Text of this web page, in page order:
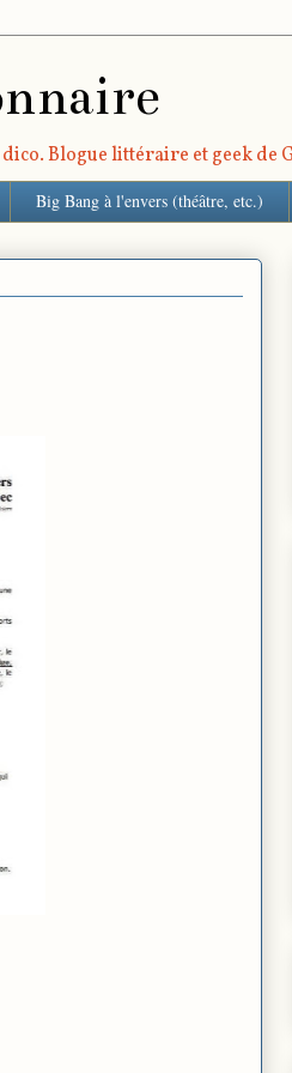
Blogue littéraire et geek de
Big Bang à l'envers (théâtre, etc.)